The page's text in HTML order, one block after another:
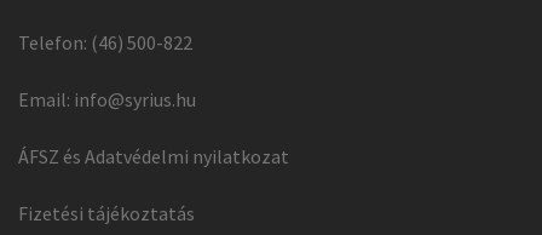
Telefon: (46) 500-822
Email: info@syrius.hu
ÁFSZ és Adatvédelmi nyilatkozat
Fizetési tájékoztatás